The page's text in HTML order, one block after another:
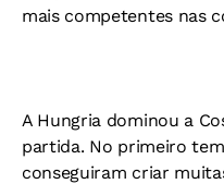
mais competentes nas
A Hungria dominou a
partida. No primeiro
conseguiram criar